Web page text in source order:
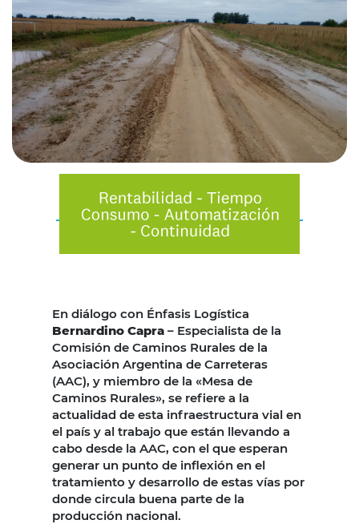
En diálogo con Énfasis Logística
Bernardino Capra – Especialista de la
Comisión de Caminos Rurales de la
Asociación Argentina de Carreteras
(AAC), y miembro de la «Mesa de
Caminos Rurales», se refiere a la
actualidad de esta infraestructura vial en
el país y al trabajo que están llevando a
cabo desde la AAC, con el que esperan
generar un punto de inflexión en el
tratamiento y desarrollo de estas vías por
donde circula buena parte de la
producción nacional.